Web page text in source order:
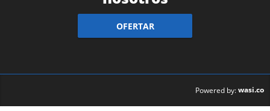
OFERTAR
Powered by:wasi.co